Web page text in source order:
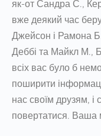
як-от Сандра С.,
вже деякий час
Джейсон і Рамона
Деббі та Майкл М.,
всіх вас було б
поширити
нас своїм друзям,
повертатися. Ваша